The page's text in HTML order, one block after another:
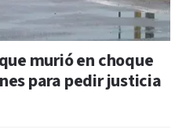
murió en choque
para pedir justicia